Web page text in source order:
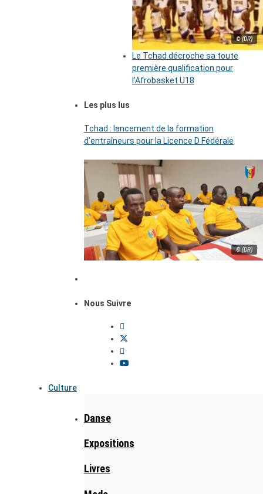
© (DR)
Le Tchad décroche sa toute
première qualification pour
l’Afrobasket U18
Les plus lus
Tchad : lancement de la formation
d’entraîneurs pour la Licence D Fédérale
© (DR)
Nous Suivre
Culture
Danse
Expositions
Livres